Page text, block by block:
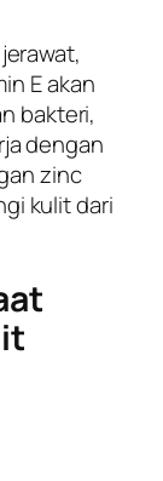
E akan
bakteri,
dengan
zinc
kulit dari